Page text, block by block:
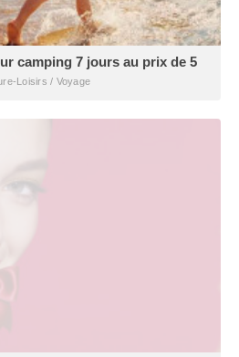
camping 7 jours au prix de 5
Loisirs / Voyage